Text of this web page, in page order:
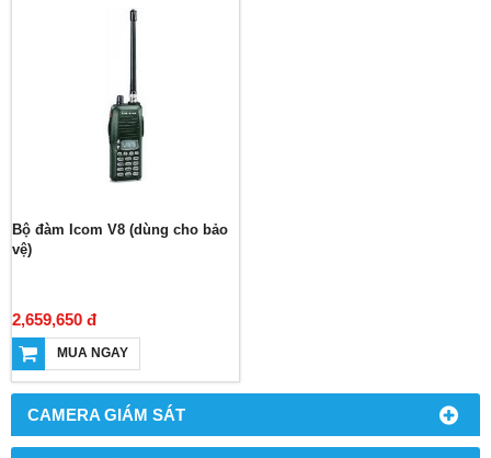
CAMERA GIÁM SÁT
Bộ đàm Icom V8 (dùng cho bảo
vệ)
2,659,650 đ
MUA NGAY